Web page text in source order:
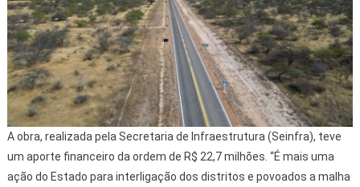
A obra, realizada pela Secretaria de Infraestrutura (Seinfra), teve
um aporte financeiro da ordem de R$ 22,7 milhões. “É mais uma
ação do Estado para interligação dos distritos e povoados a malha